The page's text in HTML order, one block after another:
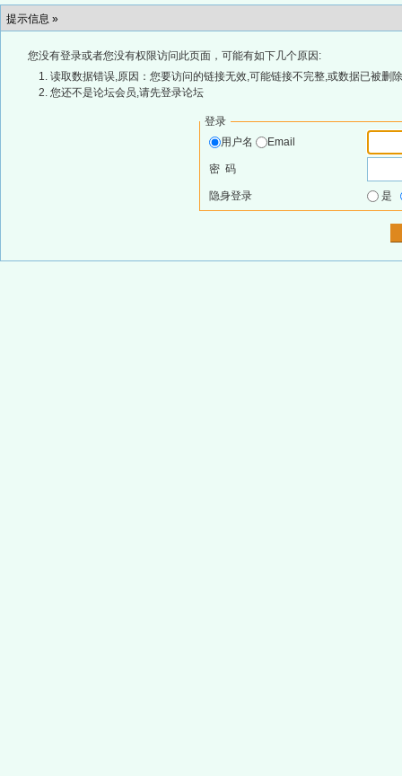
提示信息 »
您没有登录或者您没有权限访问此页面，可能有如下几个原因:
读取数据错误,原因：您要访问的链接无效,可能链接不完整,或数据已被删
您还不是论坛会员,请先登录论坛
登录
用户名
Email
密 码
隐身登录 是